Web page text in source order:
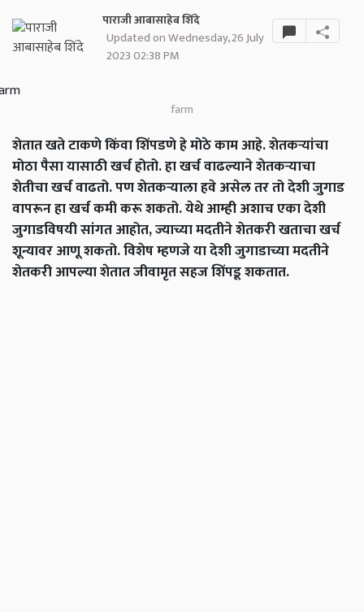
पाराजी आबासाहेब शिंदे
Updated on Wednesday, 26 July
2023 02:38 PM
farm
शेतात खते टाकणे किंवा शिंपडणे हे मोठे काम आहे. शेतकऱ्यांचा
मोठा पैसा यासाठी खर्च होतो. हा खर्च वाढल्याने शेतकऱ्याचा
शेतीचा खर्च वाढतो. पण शेतकऱ्याला हवे असेल तर तो देशी जुगाड
वापरून हा खर्च कमी करू शकतो. येथे आम्ही अशाच एका देशी
जुगाडविषयी सांगत आहोत, ज्याच्या मदतीने शेतकरी खताचा खर्च
शून्यावर आणू शकतो. विशेष म्हणजे या देशी जुगाडाच्या मदतीने
शेतकरी आपल्या शेतात जीवामृत सहज शिंपडू शकतात.